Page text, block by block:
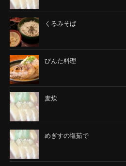
くるみそば
びんた料理
麦炊
めぎすの塩茹で